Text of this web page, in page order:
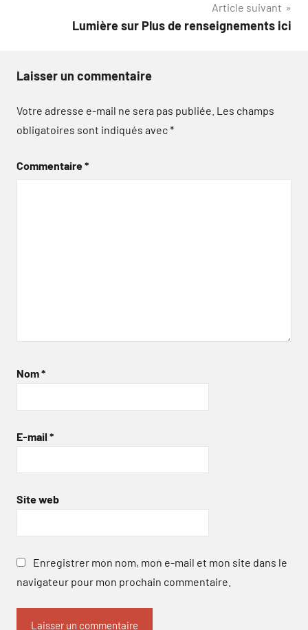
Article suivant
Lumière sur Plus de renseignements ici
Laisser un commentaire
Votre adresse e-mail ne sera pas publiée. Les champs
obligatoires sont indiqués avec*
Commentaire*
Nom*
E-mail *
Site web
Enregistrer mon nom, mon e-mail et mon site dans le
navigateur pour mon prochain commentaire.